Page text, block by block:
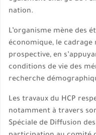
nation.
L’organisme mène des
économique, le
prospective, en
conditions de vie des
recherche
Les travaux du HCP
notamment à travers
Spéciale de Diffusion